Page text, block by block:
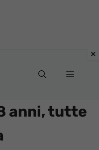
Menu
anni, tutte